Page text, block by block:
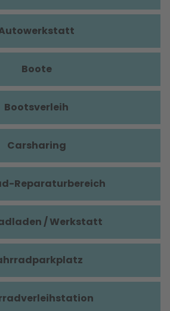
Boote
Bootsverleih
Carsharing
Reparaturbereich
/ Werkstatt